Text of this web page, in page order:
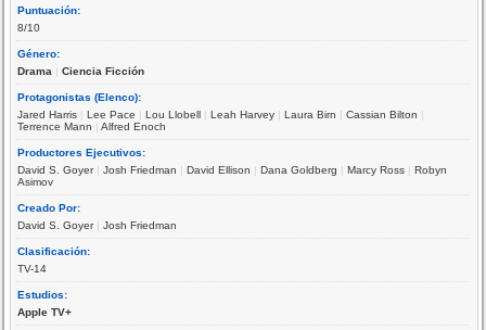
Puntuación:
8/10
Género:
Drama |Ciencia Ficción
Protagonistas (Elenco):
Jared Harris |Lee Pace |Lou Llobell |Leah Harvey |Laura Birn |Cassian Bilton |
Terrence Mann |Alfred Enoch
Productores Ejecutivos:
David S. Goyer|Josh Friedman |David Ellison |Dana Goldberg |Marcy Ross |Robyn
Asimov
Creado Por:
David S. Goyer|Josh Friedman
Clasificación:
TV-14
Estudios:
Apple TV+